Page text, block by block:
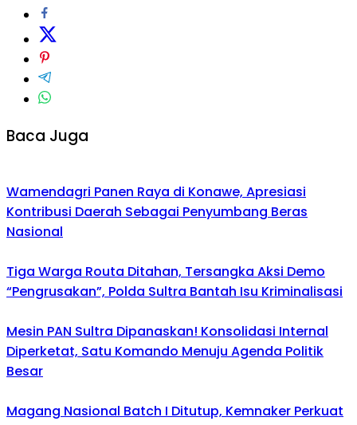
Baca Juga
Wamendagri Panen Raya di Konawe, Apresiasi
Kontribusi Daerah Sebagai Penyumbang Beras
Nasional
Tiga Warga Routa Ditahan, Tersangka Aksi Demo
“Pengrusakan”, Polda Sultra Bantah Isu Kriminalisasi
Mesin PAN Sultra Dipanaskan! Konsolidasi Internal
Diperketat, Satu Komando Menuju Agenda Politik
Besar
Magang Nasional Batch I Ditutup, Kemnaker Perkuat